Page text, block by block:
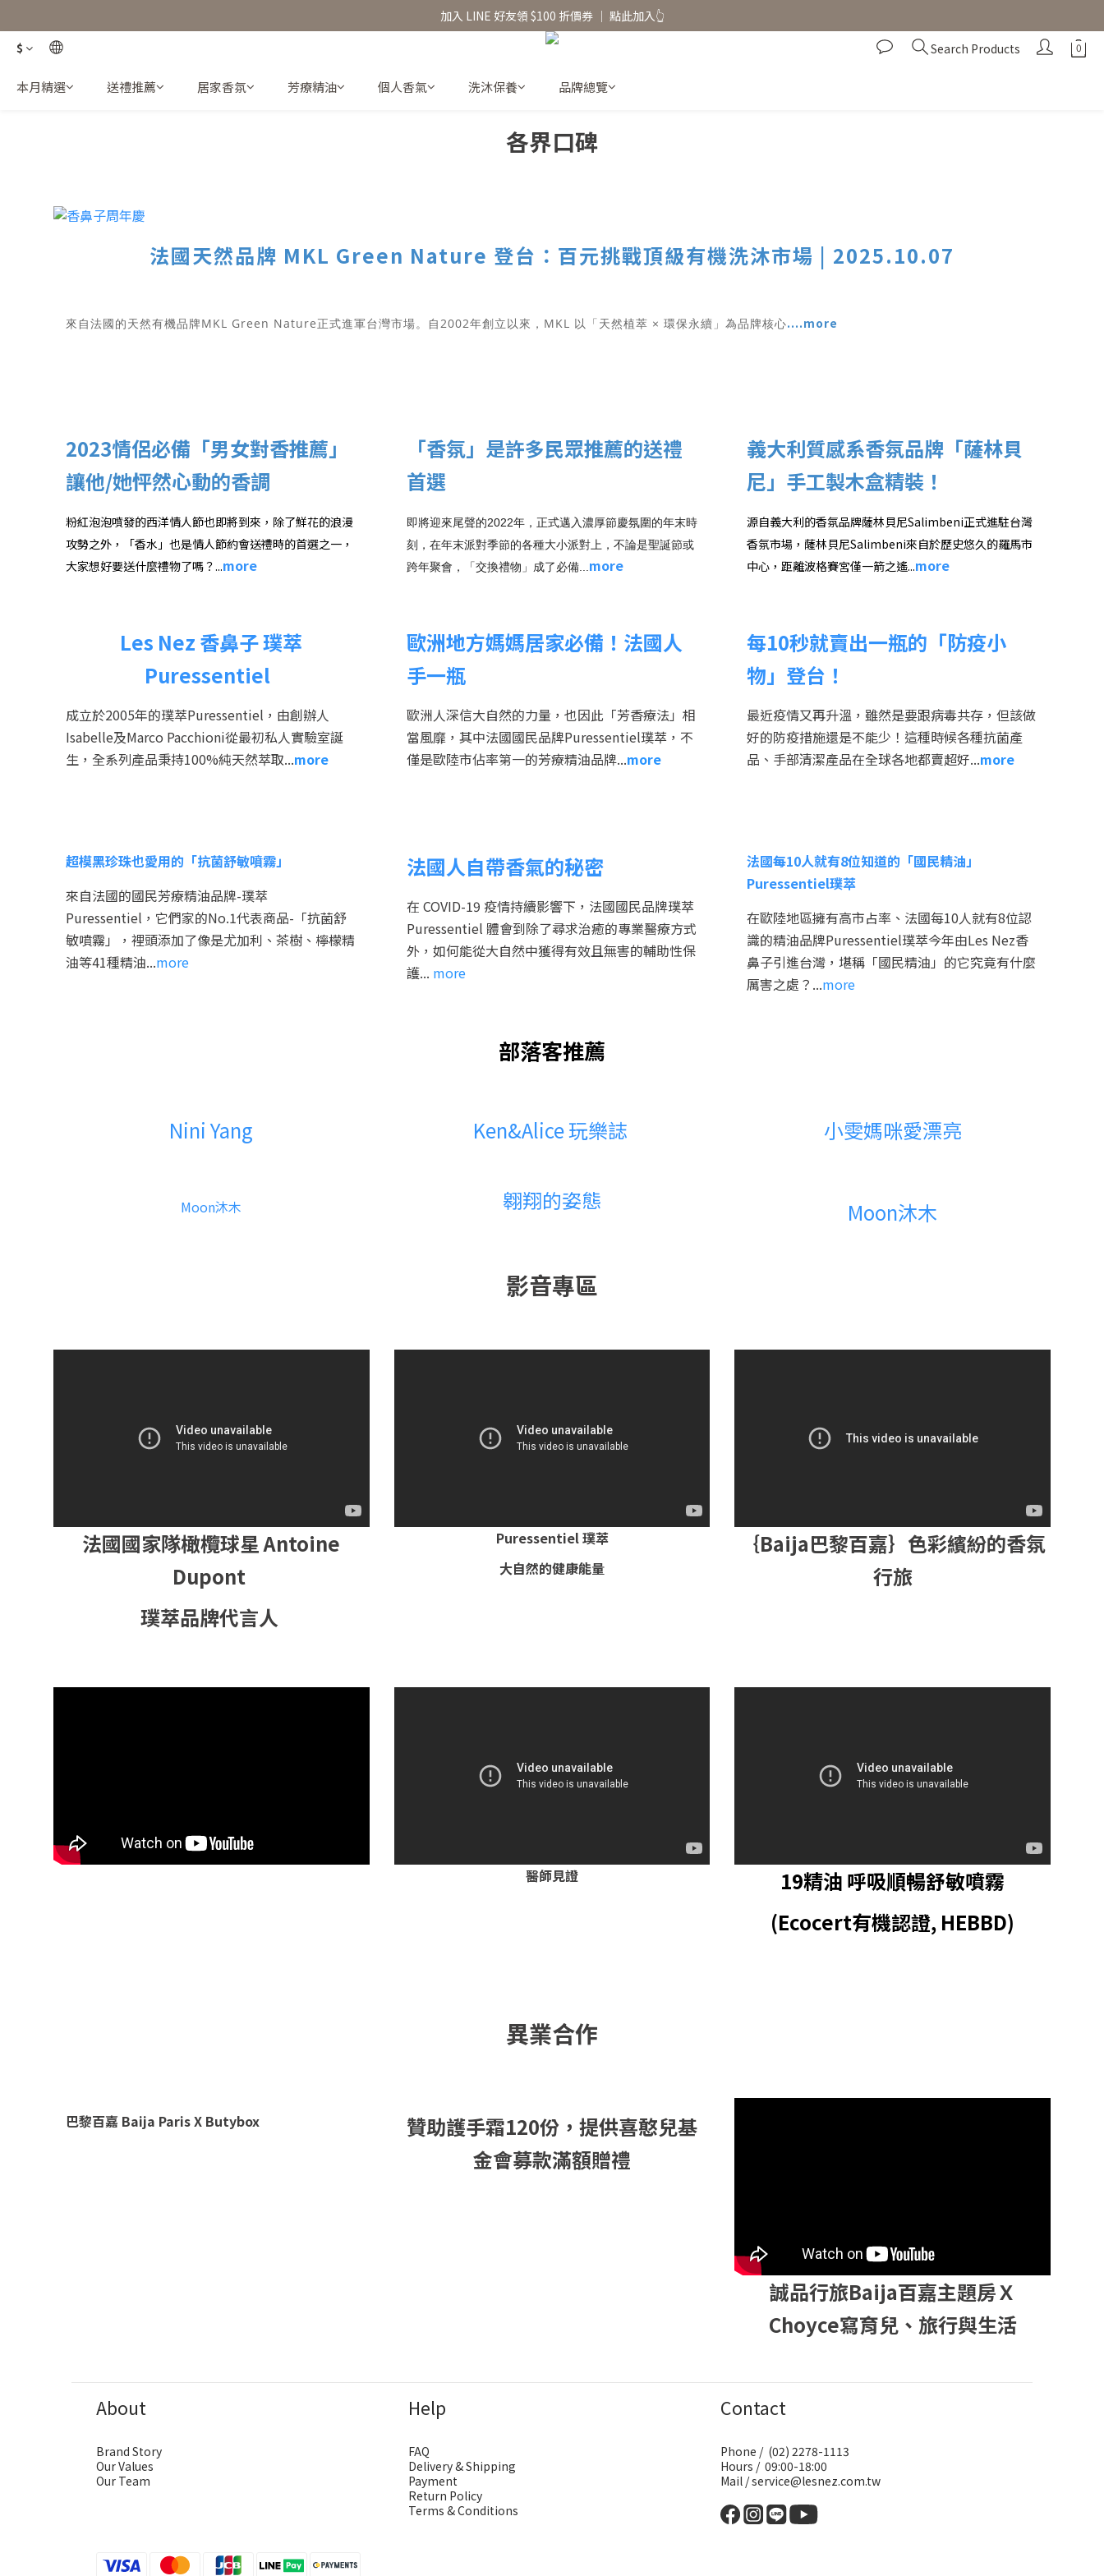
香氛水氧機、擴香香水原精  l 兩件85、三件79折
加入 LINE 好友領 $100 折價券 │ 點此加入👆
香氛水氧機、擴香香水原精  l 兩件85、三件79折
$ Search Products
本月精選 送禮推薦 居家香氛 芳療精油 個人香氣 洗沐保養 品牌總覽
各界口碑
法國天然品牌 MKL Green Nature 登台：百元挑戰頂級有機洗沐市場 | 2025.10.07
來自法國的天然有機品牌MKL Green Nature正式進軍台灣市場。自2002年創立以來，MKL 以「天然植萃 × 環保永續」為品牌核心....more
2023情侶必備「男女對香推薦」
讓他/她怦然心動的香調
粉紅泡泡噴發的西洋情人節也即將到來，除了鮮花的浪漫
攻勢之外，「香水」也是情人節約會送禮時的首選之一，
大家想好要送什麼禮物了嗎？...more
「​香氛」是許多民眾推薦的送禮
首選
即將迎來尾聲的2022年，正式邁入濃厚節慶氛圍的年末時
刻，在年末派對季節的各種大小派對上，不論是聖誕節或
跨年聚會，「交換禮物」成了必備... more
義大利質感系香氛品牌「薩林貝
尼 」手工製木盒精裝！
源自義大利的香氛品牌薩林貝尼Salimbeni正式進駐台灣
香氛市場，薩林貝尼Salimbeni來自於歷史悠久的羅馬市
中心，距離波格賽宮僅一箭之遙...more
Les Nez 香鼻子 璞萃
Puressentiel
成立於2005年的璞萃Puressentiel，由創辦人
Isabelle及Marco Pacchioni從最初私人實驗室誕
生，全系列產品秉持100%純天然萃取...more
歐洲地方媽媽居家必備！法國人
手一瓶
歐洲人深信大自然的力量，也因此「芳香療法」相
當風靡，其中法國國民品牌Puressentiel璞萃，不
僅是歐陸市佔率第一的芳療精油品牌...more
每10秒就賣出一瓶的「防疫小
物」登台！
最近疫情又再升溫，雖然是要跟病毒共存，但該做
好的防疫措施還是不能少！這種時候各種抗菌產
品、手部清潔產品在全球各地都賣超好...more
超模黑珍珠也愛用的「抗菌舒敏噴霧」
來自法國的國民芳療精油品牌-璞萃
Puressentiel，它們家的No.1代表商品-「抗菌舒
敏噴霧」，裡頭添加了像是尤加利、茶樹、檸檬精
油等41種精油...more
法國人自帶香氣的秘密
在 COVID-19 疫情持續影響下，法國國民品牌璞萃
Puressentiel 體會到除了尋求治癒的專業醫療方式
外，如何能從大自然中獲得有效且無害的輔助性保
護... more
法國每10人就有8位知道的「國民精油」
Puressentiel璞萃
在歐陸地區擁有高市占率、法國每10人就有8位認
識的精油品牌Puressentiel璞萃今年由Les Nez香
鼻子引進台灣，堪稱「國民精油」的它究竟有什麼
厲害之處？...more
部落客推薦
Nini Yang Ken&Alice 玩樂誌 小雯媽咪愛漂亮
Moon沐木 翱翔的姿態 Moon沐木
影音專區
法國國家隊橄欖球星 Antoine
Dupont
璞萃品牌代言人
Puressentiel 璞萃
大自然的健康能量
｛Baija巴黎百嘉｝色彩繽紛的香氛
行旅
醫師見證
19精油 呼吸順暢舒敏噴霧
(Ecocert有機認證, HEBBD)
異業合作
巴黎百嘉 Baija Paris X Butybox
贊助護手霜120份，提供喜憨兒基
金會募款滿額贈禮
誠品行旅Baija百嘉主題房Ｘ
Choyce寫育兒、旅行與生活
About
Brand Story
Our Values
Our Team
Help
FAQ
Delivery & Shipping
Payment
Return Policy
Terms & Conditions
Contact
Phone / (02) 2278-1113
Hours / 09:00-18:00
Mail / service@lesnez.com.tw